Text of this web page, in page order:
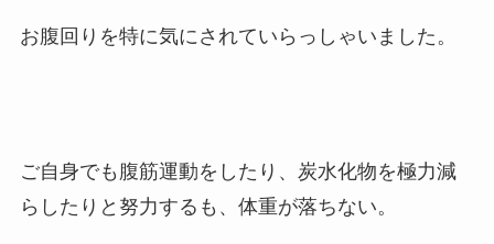
お腹回りを特に気にされていらっしゃいました。
ご自身でも腹筋運動をしたり、炭水化物を極力減
らしたりと努力するも、体重が落ちない。